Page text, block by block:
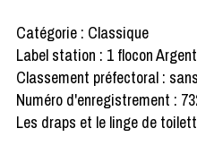
Catégorie : Classique
Label station : 1 flocon Argent
Classement préfectoral :
Numéro d'enregistrement :
Les draps et le linge de